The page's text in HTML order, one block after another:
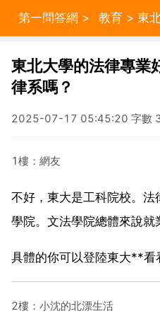
第一問答網 > 教育 > 東
東北大學的法律專業
律系嗎？
2025-07-17 05:45:20 字數
1樓：網友
不好，東大是工科院校。
學院。文法學院總體來說就
具體的你可以登陸東大**看
2樓：小沈的北漂生活